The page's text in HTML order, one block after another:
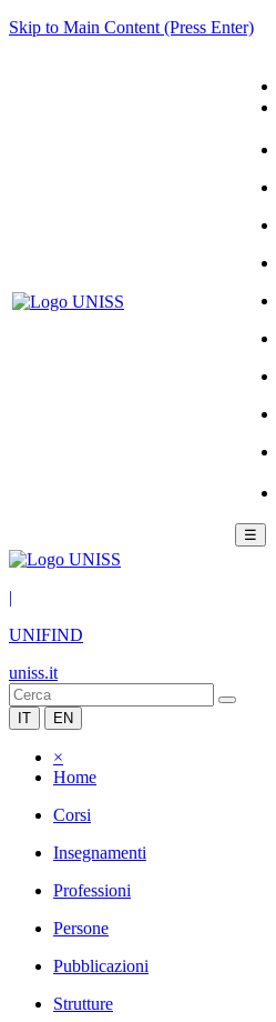
Skip to Main Content (Press Enter)
☰
|
UNIFIND
uniss.it
IT EN
×
Home
Corsi
Insegnamenti
Professioni
Persone
Pubblicazioni
Strutture